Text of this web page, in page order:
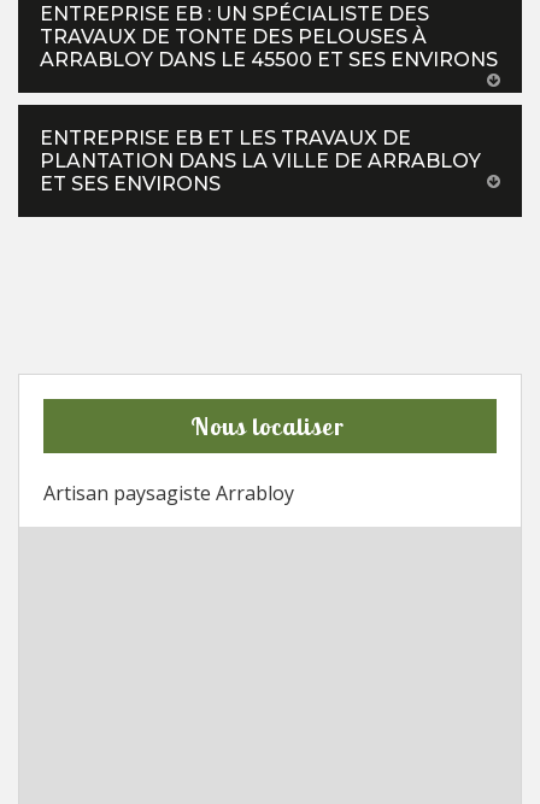
ENTREPRISE EB : UN SPÉCIALISTE DES
TRAVAUX DE TONTE DES PELOUSES À
ARRABLOY DANS LE 45500 ET SES ENVIRONS
ENTREPRISE EB ET LES TRAVAUX DE
PLANTATION DANS LA VILLE DE ARRABLOY
ET SES ENVIRONS
Nous localiser
Artisan paysagiste Arrabloy